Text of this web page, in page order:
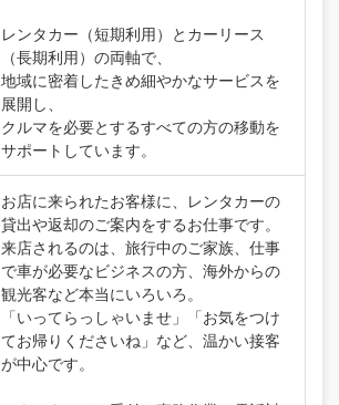
レンタカー（短期利用）とカーリース
（長期利用）の両軸で、
地域に密着したきめ細やかなサービスを
展開し、
クルマを必要とするすべての方の移動を
サポートしています。
お店に来られたお客様に、レンタカーの
貸出や返却のご案内をするお仕事です。
来店されるのは、旅行中のご家族、仕事
で車が必要なビジネスの方、海外からの
観光客など本当にいろいろ。
「いってらっしゃいませ」「お気をつけ
てお帰りくださいね」など、温かい接客
が中心です。